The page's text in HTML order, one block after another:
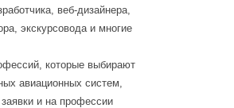
веб-дизайнера,
экскурсовода и многие
которые выбирают
авиационных систем,
и на профессии